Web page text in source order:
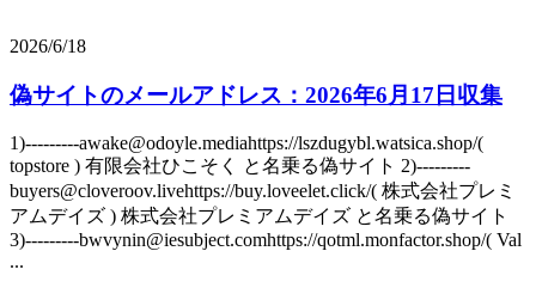
2026/6/18
偽サイトのメールアドレス：2026年6月17日収集
1)---------awake@odoyle.mediahttps://lszdugybl.watsica.shop/(
topstore ) 有限会社ひこそく と名乗る偽サイト 2)---------
buyers@cloveroov.livehttps://buy.loveelet.click/( 株式会社プレミ
アムデイズ ) 株式会社プレミアムデイズ と名乗る偽サイト
3)---------bwvynin@iesubject.comhttps://qotml.monfactor.shop/( Val
...